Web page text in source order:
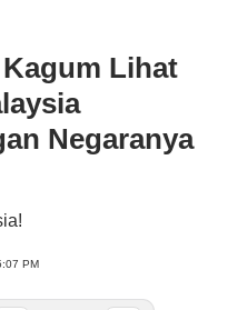
Lihat
Negaranya
PM